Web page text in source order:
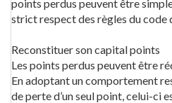
points perdus peuvent être
strict respect des règles du code
Reconstituer son capital points
Les points perdus peuvent être
En adoptant un comportement
de perte d’un seul point, celui-ci